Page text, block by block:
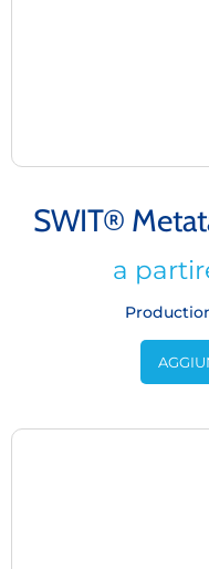
SWIT®
a